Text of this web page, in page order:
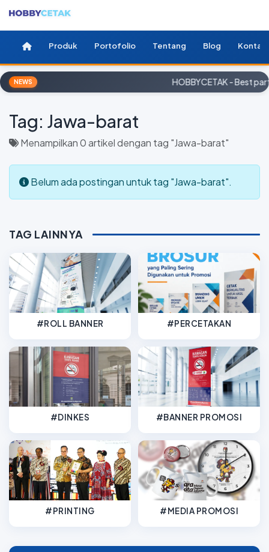
Produk Portofolio Tentang Blog Kontak
NEWS HOBBYCETAK - Best
Tag: Jawa-barat
Menampilkan 0 artikel dengan tag "Jawa-barat"
Belum ada postingan untuk tag "Jawa-barat".
TAG LAINNYA
#ROLL BANNER #PERCETAKAN
#DINKES #BANNER PROMOSI
#PRINTING #MEDIA PROMOSI